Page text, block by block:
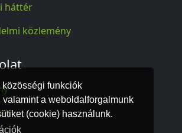
közösségi funkciók
valamint a weboldalforgalmunk
(cookie) használunk.
háttér
közlemény